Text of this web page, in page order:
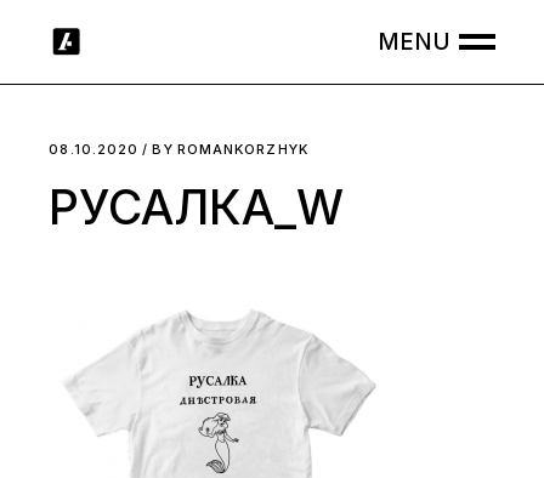
08.10.2020 BY ROMANKORZHYK
РУСАЛКА_W